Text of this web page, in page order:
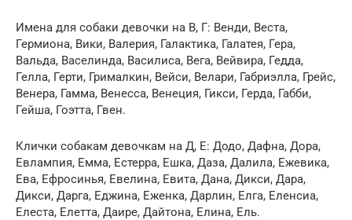
Имена для собаки девочки на В, Г: Венди, Веста,
Гермиона, Вики, Валерия, Галактика, Галатея, Гера,
Вальда, Васелинда, Василиса, Вега, Вейвира, Гедда,
Гелла, Герти, Грималкин, Вейси, Велари, Габриэлла, Грейс,
Венера, Гамма, Венесса, Венеция, Гикси, Герда, Габби,
Гейша, Гоэтта, Гвен.
Клички собакам девочкам на Д, Е: Додо, Дафна, Дора,
Евлампия, Емма, Естерра, Ешка, Даза, Далила, Ежевика,
Ева, Ефросинья, Евелина, Евита, Дана, Дикси, Дара,
Дикси, Дарга, Еджина, Еженка, Дарлин, Елга, Еленсиа,
Елеста, Елетта, Даире, Дайтона, Елина, Ель.